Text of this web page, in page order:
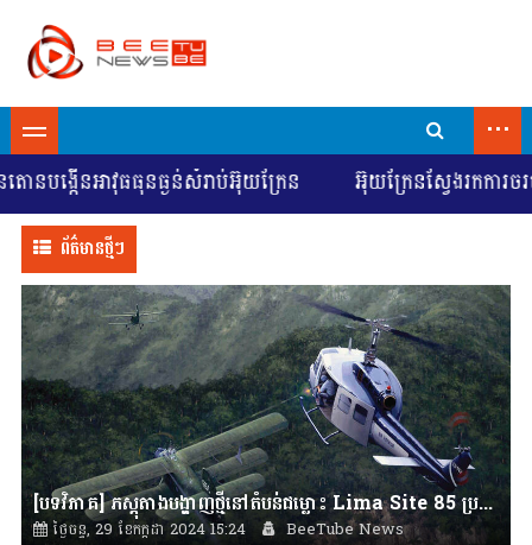
...
នអាវុធធុនធ្ងន់សំរាប់អ៊ុយក្រែន អ៊ុយក្រែនស្វែងរកការចរចា
ព័ត៌មានថ្មីៗ
[បទវិភាគ] ភស្តុតាងបង្ហាញថ្មីនៅតំបន់ជម្លោះ Lima Site 85 ប្រទេសឡាវ
ថ្ងៃចន្ទ, 29 ខែកក្កដា 2024 15:24 BeeTube News